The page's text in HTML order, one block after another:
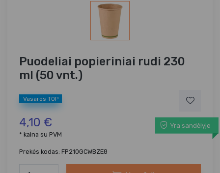
Puodeliai popieriniai rudi 230
ml (50 vnt.)
Vasaros TOP
4,10 €
Yra sandėlyje
* kaina su PVM
Prekės kodas: FP210GCWBZE8